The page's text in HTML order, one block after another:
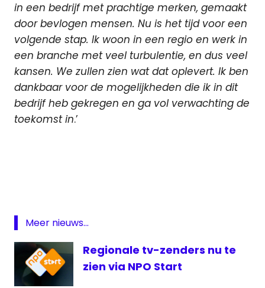
in een bedrijf met prachtige merken, gemaakt
door bevlogen mensen. Nu is het tijd voor een
volgende stap. Ik woon in een regio en werk in
een branche met veel turbulentie, en dus veel
kansen. We zullen zien wat dat oplevert. Ik ben
dankbaar voor de mogelijkheden die ik in dit
bedrijf heb gekregen en ga vol verwachting de
toekomst in.’
NH
Holland
Paul
van
Meer nieuws...
Regionale tv-zenders nu te
zien via NPO Start